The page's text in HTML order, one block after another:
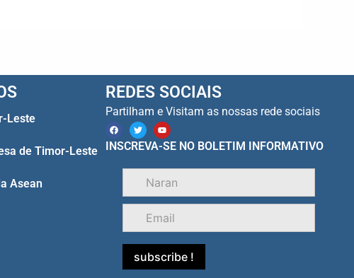
Leste
de Timor-Leste
Asean
REDES SOCIAIS
Partilham e Visitam as nossas rede sociais
F
a
c
e
T
w
i
t
e
Y
o
u
t
b
INSCREVA-SE NO BOLETIM INFORMATIVO